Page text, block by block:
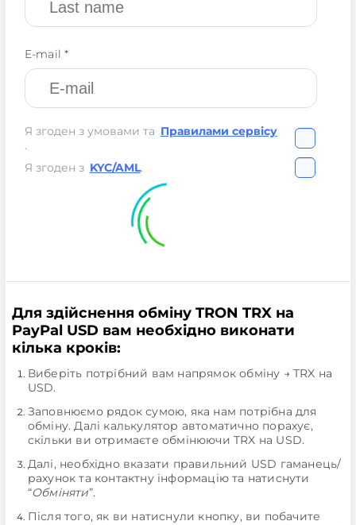
E-mail *
Я згоден з умовами та Правилами сервісу
.
Я згоден з KYC/AML.
Для здійснення обміну TRON TRX на
PayPal USD вам необхідно виконати
кілька кроків:
Виберіть потрібний вам напрямок обміну → TRX на
USD.
Заповнюємо рядок сумою, яка нам потрібна для
обміну. Далі калькулятор автоматично порахує,
скільки ви отримаєте обмінюючи TRX на USD.
Далі, необхідно вказати правильний USD гаманець/
рахунок та контактну інформацію та натиснути
“Обміняти”.
Після того, як ви натиснули кнопку, ви побачите